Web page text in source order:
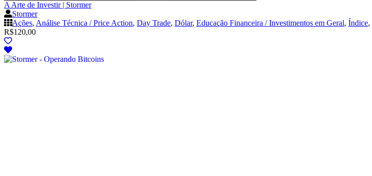
A Arte de Investir | Stormer
Stormer
Ações, Análise Técnica / Price Action, Day Trade, Dólar, Educação Financeira / Investimentos em Geral, Índice,
R$120,00